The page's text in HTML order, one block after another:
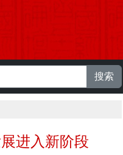
人 |English
搜索
进入新阶段